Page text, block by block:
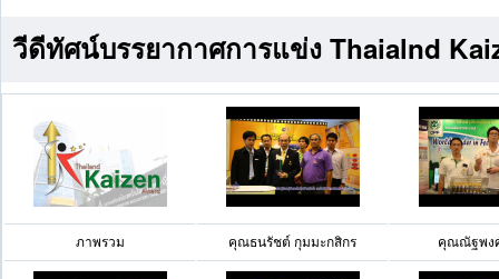
วีดีทัศน์บรรยากาศการแข่ง Thaialnd
ภาพรวม คุณธนรัชต์ กุมมะกสิกร คุณณัฐพง